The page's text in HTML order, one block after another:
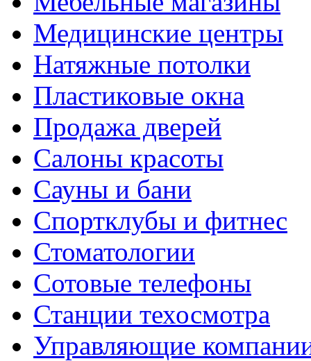
Медицинские центры
Натяжные потолки
Пластиковые окна
Продажа дверей
Салоны красоты
Сауны и бани
Спортклубы и фитнес
Стоматологии
Сотовые телефоны
Станции техосмотра
Управляющие